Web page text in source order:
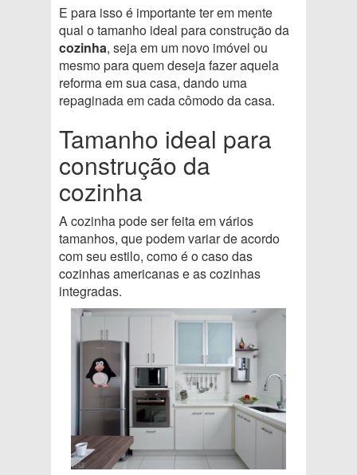
E para isso é importante ter em mente
qual o tamanho ideal para construção da
cozinha, seja em um novo imóvel ou
mesmo para quem deseja fazer aquela
reforma em sua casa, dando uma
repaginada em cada cômodo da casa.
Tamanho ideal para
construção da
cozinha
A cozinha pode ser feita em vários
tamanhos, que podem variar de acordo
com seu estilo, como é o caso das
cozinhas americanas e as cozinhas
integradas.